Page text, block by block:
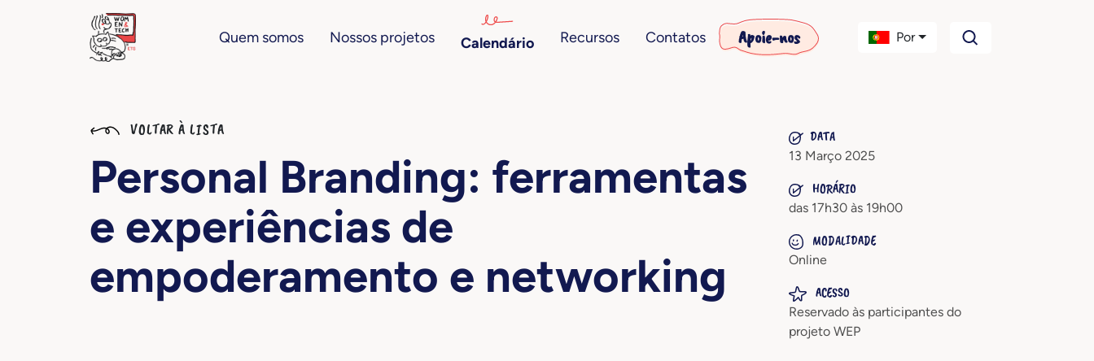
Quem somos Nossos projetos Calendário Recursos Contatos Apoie-nos Por
VOLTAR À LISTA
Personal Branding: ferramentas
e experiências de
empoderamento e networking
DATA
13 Março 2025
HORÁRIO
das 17h30 às 19h00
MODALIDADE
Online
ACESSO
Reservado às participantes do
projeto WEP